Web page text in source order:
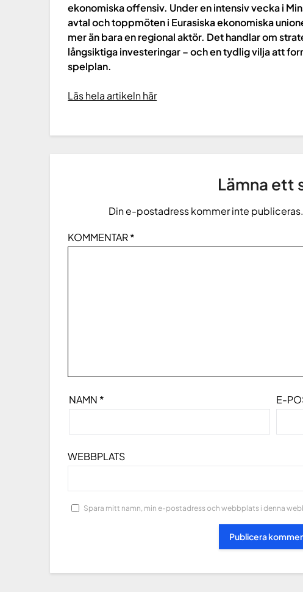
ekonomiska offensiv. Under en intensiv vecka i
avtal och toppmöten i Eurasiska ekonomiska
mer än bara en regional aktör. Det handlar om
långsiktiga investeringar – och en tydlig vilja att
spelplan.
Läs hela artikeln här
Lämna ett
Din e-postadress kommer inte publiceras.
KOMMENTAR*
NAMN * E-
WEBBPLATS
Spara mitt namn, min e-postadress och webbplats i denna